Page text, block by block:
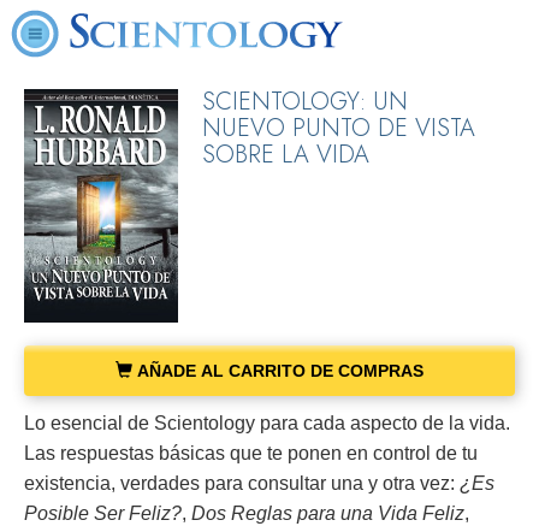
SCIENTOLOGY: UN
NUEVO PUNTO DE VISTA
SOBRE LA VIDA
AÑADE AL CARRITO DE COMPRAS
Lo esencial de Scientology para cada aspecto de la vida.
Las respuestas básicas que te ponen en control de tu
existencia, verdades para consultar una y otra vez: ¿Es
Posible Ser Feliz?, Dos Reglas para una Vida Feliz,